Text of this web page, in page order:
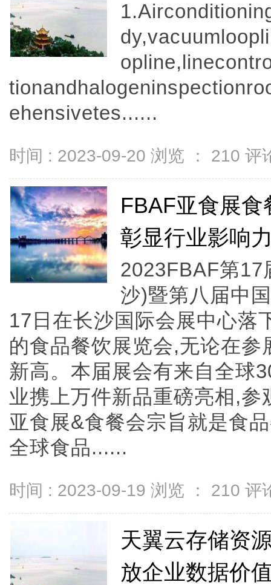
ehensivetes......
时间 : 2023-09-20 浏览 ： 210 评
FBAF亚食展
彰显行业影响
2023FBAF第17
沙)暨第八届中
17日在长沙国际会展中心落
的食品餐饮展览会,无论在
新高。本届展会有来自全球
业携上万件新品重磅亮相,
亚食展&食餐会宗旨就是食
全球食品......
时间 : 2023-09-19 浏览 ： 210 评
天翼云存储资
放企业数据价